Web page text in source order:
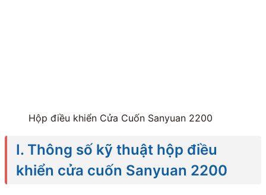
Hộp điều khiển Cửa Cuốn Sanyuan 2200
I. Thông số kỹ thuật hộp điều
khiển cửa cuốn Sanyuan 2200